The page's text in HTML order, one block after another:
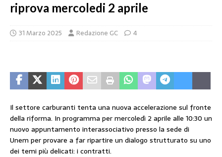
riprova mercoledi 2 aprile
31 Marzo 2025 Redazione GC 4
Il settore carburanti tenta una nuova accelerazione sul fronte
della riforma. In programma per mercoledì 2 aprile alle 10:30 un
nuovo appuntamento interassociativo presso la sede di
Unem per provare a far ripartire un dialogo strutturato su uno
dei temi più delicati: i contratti.